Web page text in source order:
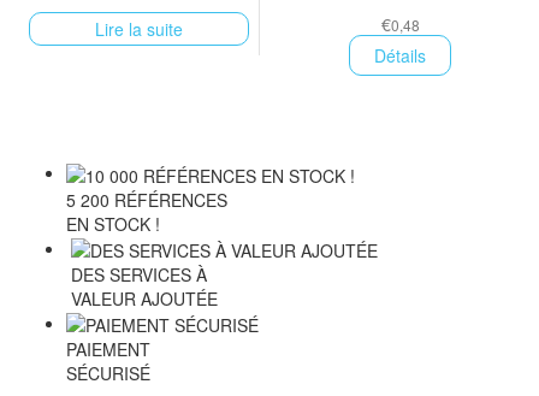
Lire la suite €0,48
Détails
5 200 RÉFÉRENCES
EN STOCK !
DES SERVICES À
VALEUR AJOUTÉE
PAIEMENT
SÉCURISÉ